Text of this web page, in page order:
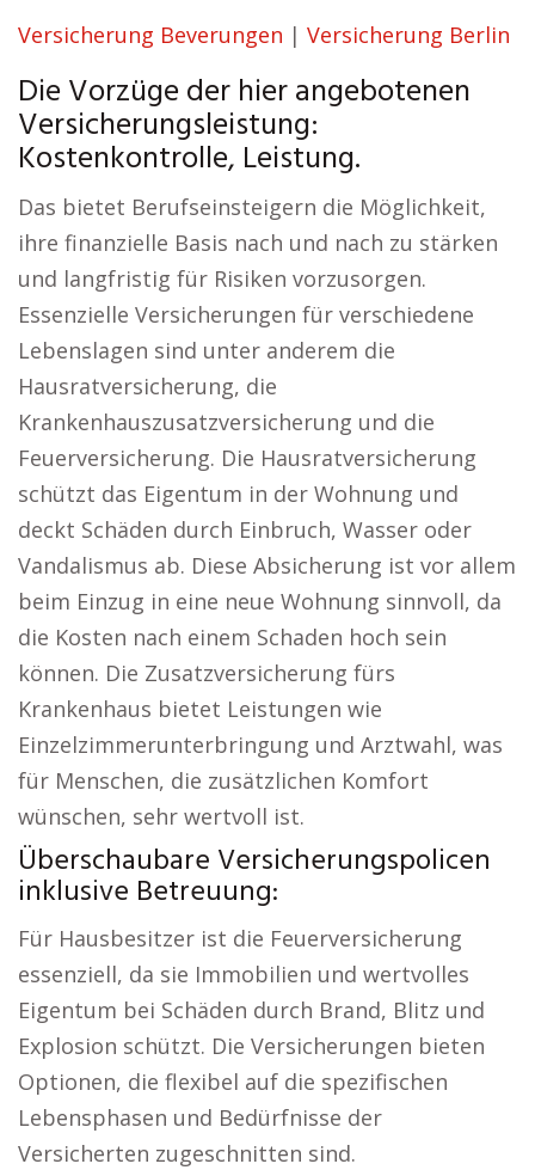
Versicherung Beverungen | Versicherung Berlin
Die Vorzüge der hier angebotenen
Versicherungsleistung:
Kostenkontrolle, Leistung.
Das bietet Berufseinsteigern die Möglichkeit,
ihre finanzielle Basis nach und nach zu stärken
und langfristig für Risiken vorzusorgen.
Essenzielle Versicherungen für verschiedene
Lebenslagen sind unter anderem die
Hausratversicherung, die
Krankenhauszusatzversicherung und die
Feuerversicherung. Die Hausratversicherung
schützt das Eigentum in der Wohnung und
deckt Schäden durch Einbruch, Wasser oder
Vandalismus ab. Diese Absicherung ist vor allem
beim Einzug in eine neue Wohnung sinnvoll, da
die Kosten nach einem Schaden hoch sein
können. Die Zusatzversicherung fürs
Krankenhaus bietet Leistungen wie
Einzelzimmerunterbringung und Arztwahl, was
für Menschen, die zusätzlichen Komfort
wünschen, sehr wertvoll ist.
Überschaubare Versicherungspolicen
inklusive Betreuung:
Für Hausbesitzer ist die Feuerversicherung
essenziell, da sie Immobilien und wertvolles
Eigentum bei Schäden durch Brand, Blitz und
Explosion schützt. Die Versicherungen bieten
Optionen, die flexibel auf die spezifischen
Lebensphasen und Bedürfnisse der
Versicherten zugeschnitten sind.